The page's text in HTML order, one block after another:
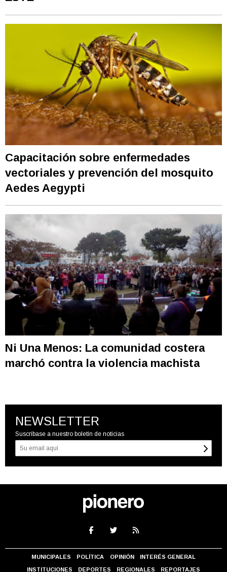
Capacitación sobre enfermedades
vectoriales y prevención del mosquito
Aedes Aegypti
Ni Una Menos: La comunidad costera
marchó contra la violencia machista
NEWSLETTER
Suscríbase a nuestro boletín de noticias
MUNICIPALES POLÍTICA OPINIÓN INTERÉS GENERAL
INSTITUCIONES DEPORTES REGIONALES REPORTAJES